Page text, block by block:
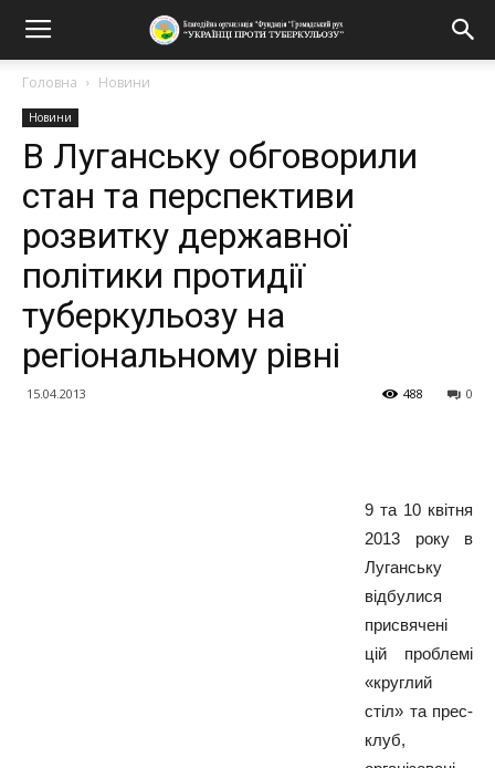
Головна Новини
Новини
В Луганську обговорили
стан та перспективи
розвитку державної
політики протидії
туберкульозу на
регіональному рівні
15.04.2013 0
488
9 та 10 квітня
2013 року в
Луганську
відбулися
присвячені
цій проблемі
«круглий
стіл» та прес-
клуб,